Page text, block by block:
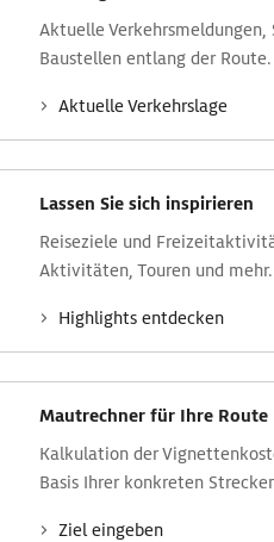
Aktuelle Verkehrs­meldungen,
Baustellen entlang der Route.
Aktuelle Verkehrs­lage
Lassen Sie sich inspirieren
Reise­ziele und
Aktivitäten, Touren und mehr.
Highlights entdecken
Mautrechner für Ihre Route
Kalkulation der
Basis Ihrer konkreten
Ziel eingeben